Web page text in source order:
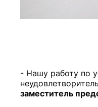
- Нашу работу по
заместитель